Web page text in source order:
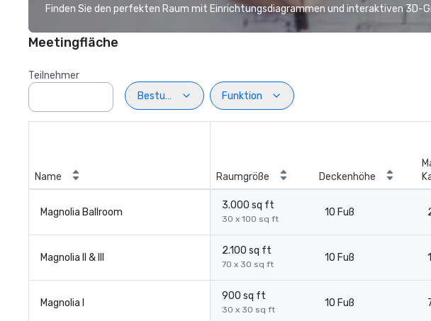
Finden Sie den perfekten Raum mit Einrichtungsdiagrammen und interaktiven 3D-
Meetingfläche
Teilnehmer
Bestuhlung
Funktion
Name Raumgröße Deckenhöhe
Magnolia Ballroom
3.000 sq ft
30 x 100 sq ft
10 Fuß
Magnolia II & III
2.100 sq ft
70 x 30 sq ft
10 Fuß
Magnolia I
900 sq ft
30 x 30 sq ft
10 Fuß